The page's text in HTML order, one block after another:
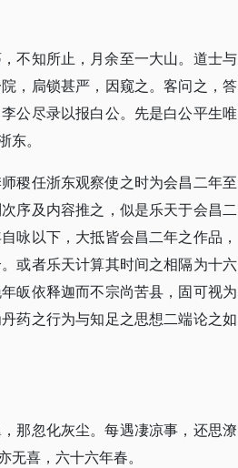
不知所止，月余至一大山。道士与
，扃锁甚严，因窥之。客问之，答
公尽录以报白公。先是白公平生唯
。
稷任浙东观察使之时为会昌二年至
序及内容推之，似是乐天于会昌二
咏以下，大抵皆会昌二年之作品，
或者乐天计算其时间之相隔为十六
皈依释迦而不宗尚苦县，固可视为
药之行为与知足之思想二端论之如
那忽化灰尘。每遇凄凉事，还思潦
喜，六十六年春。